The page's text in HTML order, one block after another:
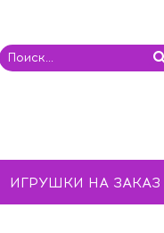
ИГРУШКИ НА ЗАКАЗ